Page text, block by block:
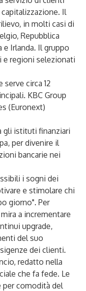
Il
in molti casi di
Repubblica
e Irlanda. Il gruppo
e regioni selezionati
circa 12
KBC Group
(Euronext)
gli istituti finanziari
per divenire il
bancarie nei
i sogni dei
e stimolare chi
giorno". Per
a incrementare
upgrade,
del suo
dei clienti.
redatto nella
che fa fede. Le
comodità del